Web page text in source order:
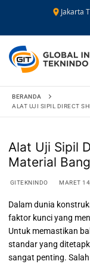
Jakarta
Lompat
BERANDA
ALAT UJI SIPIL DIRECT
Alat Uji Sipil
Material
GITEKNINDO MARET
Dalam dunia
faktor kunci yang
Untuk memastikan
standar yang
sangat penting.